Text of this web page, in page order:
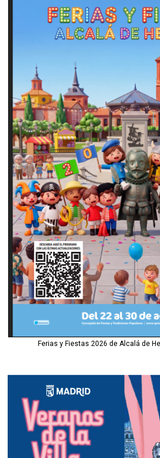
Ferias y Fiestas 2026 de Alcalá de